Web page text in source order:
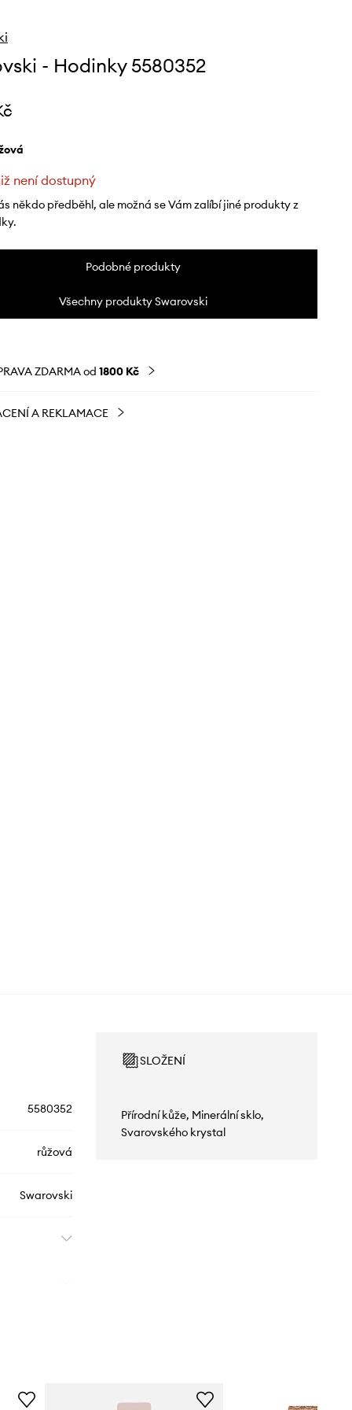
- Hodinky 5580352
není dostupný
někdo předběhl, ale možná se Vám zalíbí jiné produkty z
Podobné produkty
Všechny produkty Swarovski
ZDARMA od 1800 Kč
A REKLAMACE
5580352
růžová
Swarovski
SLOŽENÍ
Přírodní kůže, Minerální sklo,
Svarovského krystal